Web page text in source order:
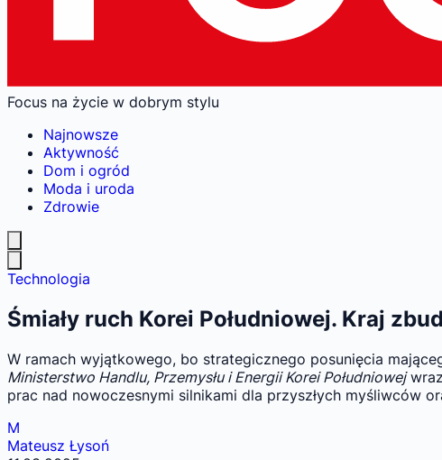
Focus na życie w dobrym stylu
Najnowsze
Aktywność
Dom i ogród
Moda i uroda
Zdrowie
Technologia
Śmiały ruch Korei Południowej. Kraj
W ramach wyjątkowego, bo strategicznego posunięcia
Ministerstwo Handlu, Przemysłu i Energii Korei Południowej
prac nad nowoczesnymi silnikami dla przyszłych myśliwców
M
Mateusz Łysoń